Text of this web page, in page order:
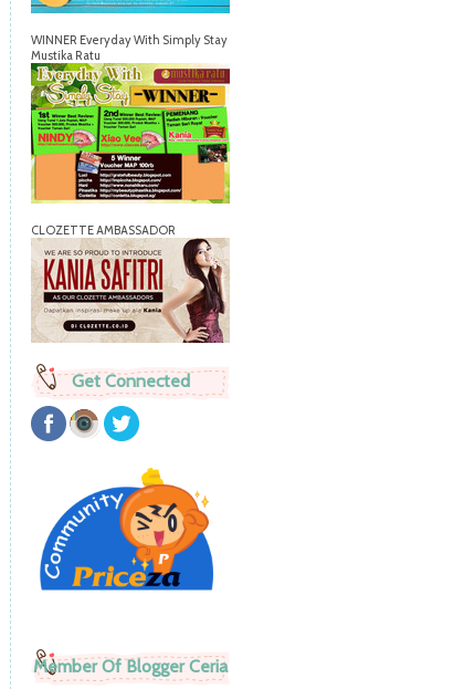
WINNER Everyday With Simply Stay
Mustika Ratu
CLOZETTE AMBASSADOR
Get Connected
Member Of Blogger Ceria